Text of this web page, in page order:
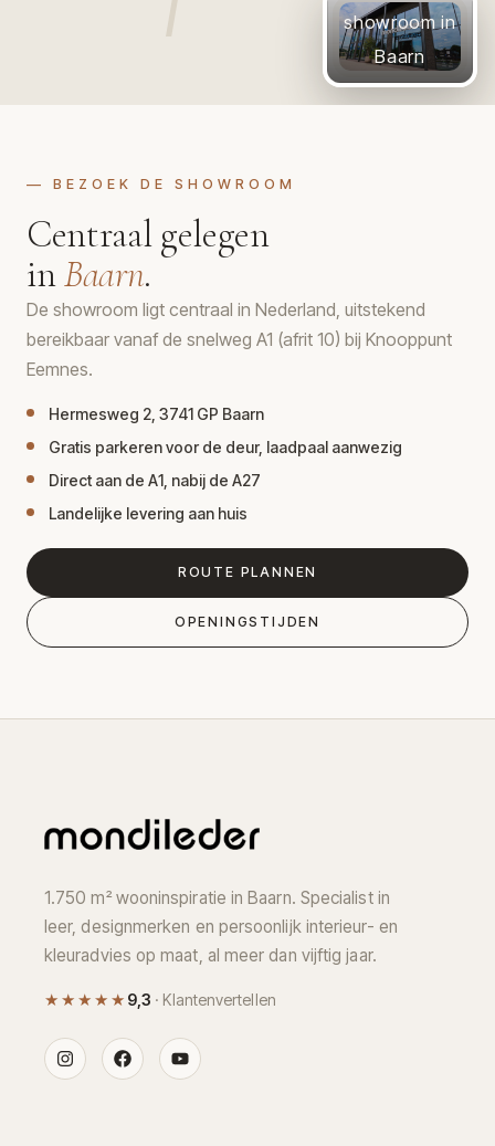
showroom in
Baarn
— BEZOEK DE SHOWROOM
Centraal gelegen
inBaarn.
De showroom ligt centraal in Nederland, uitstekend
bereikbaar vanaf de snelweg A1 (afrit 10) bij Knooppunt
Eemnes.
Hermesweg 2, 3741 GP Baarn
Gratis parkeren voor de deur, laadpaal aanwezig
Direct aan de A1, nabij de A27
Landelijke levering aan huis
ROUTE PLANNEN
OPENINGSTIJDEN
1.750 m² wooninspiratie in Baarn. Specialist in
leer, designmerken en persoonlijk interieur- en
kleuradvies op maat, al meer dan vijftig jaar.
★★★★★ 9,3 · Klantenvertellen